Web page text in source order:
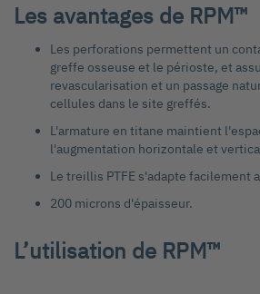
Les avantages de RPM™
Les perforations permettent un
greffe osseuse et le périoste, et
revascularisation et un passage
cellules dans le site greffés.
L'armature en titane maintient
l'augmentation horizontale et
Le treillis PTFE s'adapte facilement
200 microns d'épaisseur.
L’utilisation de RPM™